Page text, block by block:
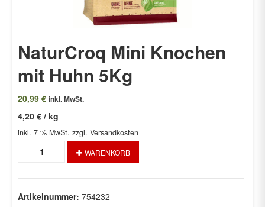
NaturCroq Mini Knochen
mit Huhn 5Kg
20,99 € inkl. MwSt.
4,20 € / kg
inkl. 7 % MwSt. zzgl. Versandkosten
mit
Huhn
WARENKORB
Artikelnummer: 754232